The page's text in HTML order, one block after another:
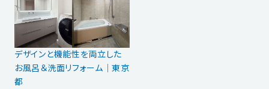
デザインと機能性を両立した
お風呂＆洗面リフォーム｜東京
都